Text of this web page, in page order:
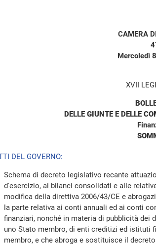
CAMERA
Mercoledì
XVII
DELLE GIUNTE E DELLE
DEL GOVERNO:
Schema di decreto legislativo recante
d'esercizio, ai bilanci consolidati e alle
modifica della direttiva 2006/43/CE e
la parte relativa ai conti annuali ed ai conti
finanziari, nonché in materia di pubblicità
uno Stato membro, di enti creditizi ed istituti
membro, e che abroga e sostituisce il